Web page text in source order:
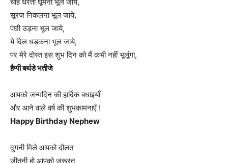
सूरज निकलना भूल जाये,
पंछी उड़ना भूल जाये,
ये दिल धड़कना भूल जाये,
पर मेरे दोस्त इस शुभ दिन को मैं कभी नहीं भूलूंगा,
हैप्पी बर्थडे भतीजे
आपको जन्मदिन की हार्दिक बधाइयाँ
और आने वाले वर्ष की शुभकामनाएँ !
Happy Birthday Nephew
दुगनी मिले आपको दौलत
जीतनी हो आपको जरूरत